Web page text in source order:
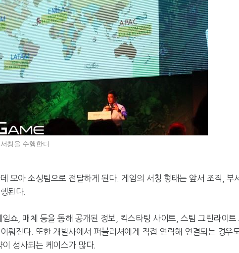
칭을 수행한다
모아 소싱팀으로 전달하게 된다. 게임의 서칭 형태는 앞서 조직, 부
된다.
쇼, 매체 등을 통해 공개된 정보, 킥스타팅 사이트, 스팀 그린라이트
뤄진다. 또한 개발사에서 퍼블리셔에게 직접 연락해 연결되는 경우
성사되는 케이스가 많다.
달리고 헌혈하고…'블루아
카' 이색 사회공헌